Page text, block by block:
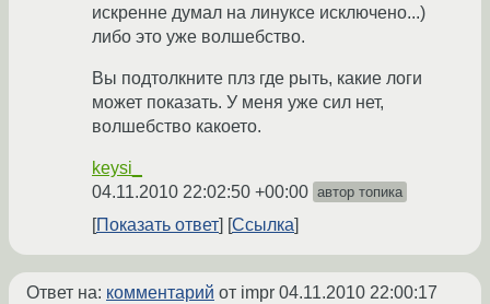
искренне думал на линуксе исключено...)
либо это уже волшебство.
Вы подтолкните плз где рыть, какие логи
может показать. У меня уже сил нет,
волшебство какоето.
keysi_
04.11.2010 22:02:50 +00:00 автор топика
Показать ответ Ссылка
Ответ на: комментарий от impr 04.11.2010 22:00:17